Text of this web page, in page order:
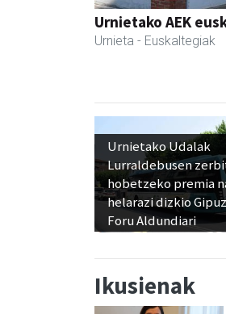
Urnietako AEK
Urnieta - Euskaltegiak
Urnietako Udalak
Lurraldebusen
hobetzeko premia
helarazi dizkio
Foru Aldundiari
Ikusienak